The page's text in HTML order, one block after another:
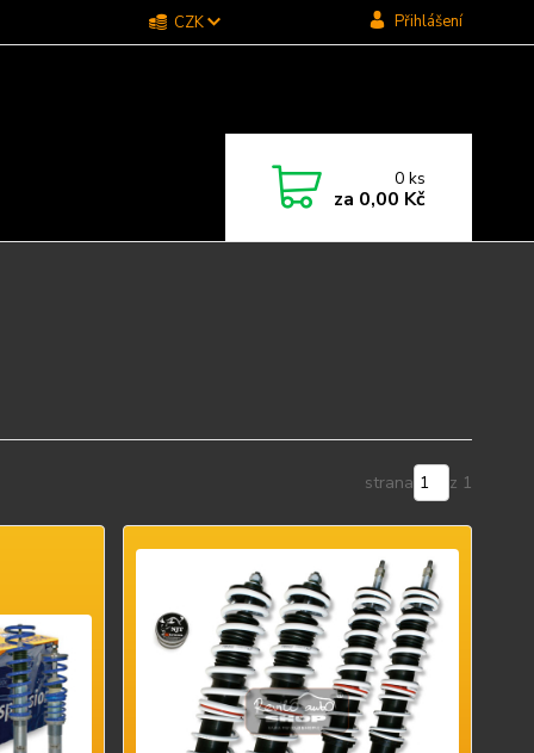
CZK Přihlášení
0ks
za 0,00 Kč
strana z 1